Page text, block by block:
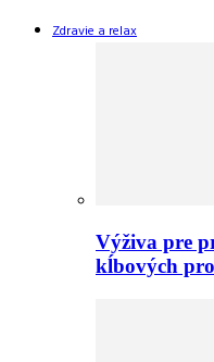
Zdravie a relax
Výživa pre
kĺbových